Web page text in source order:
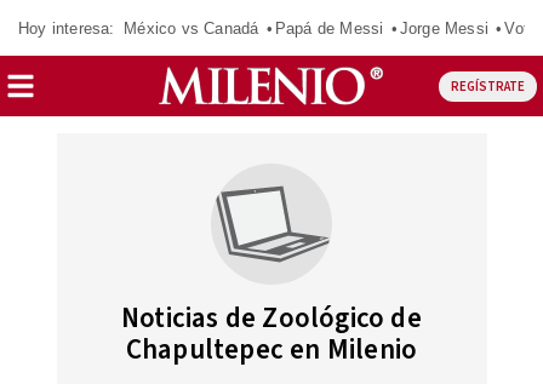
Hoy interesa: México vs Canadá Papá de Messi Jorge Messi
REGÍSTRATE
Noticias de Zoológico de
Chapultepec en Milenio